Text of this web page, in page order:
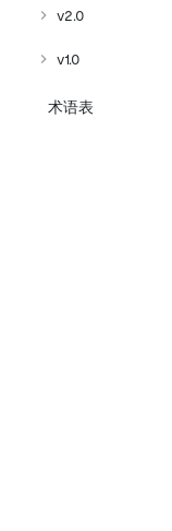
v2.0
v1.0
术语表